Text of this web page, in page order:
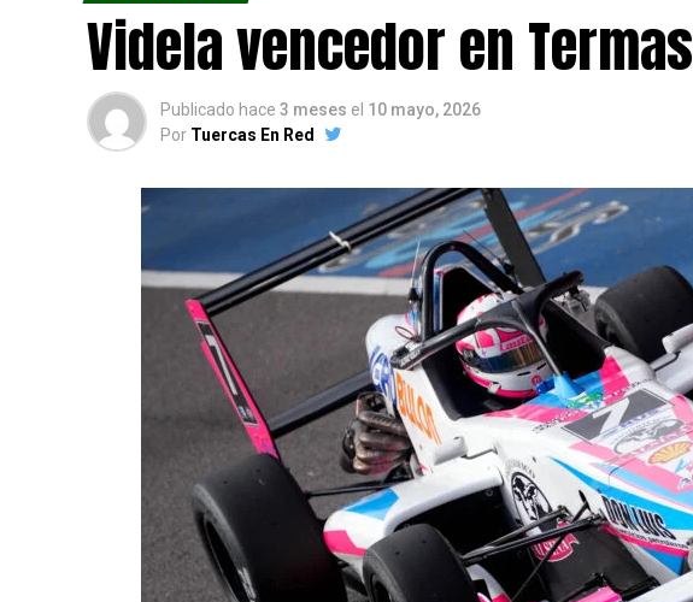
Videla vencedor en Termas
Publicado hace 3 meses el 10 mayo, 2026
Por Tuercas En Red